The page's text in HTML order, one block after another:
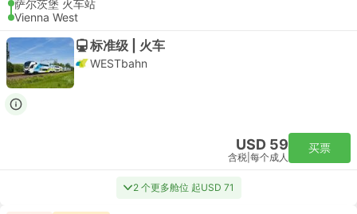
萨尔茨堡 火车站
Vienna West
标准级 | 火车
WESTbahn
USD 59
含税 每个成人
买票
2 个更多舱位 起USD 71